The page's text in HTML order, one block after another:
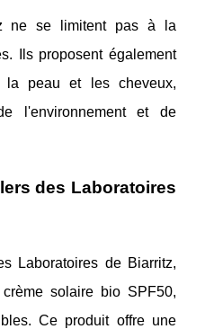
ne se limitent pas à la
Ils proposent également
la peau et les cheveux,
l'environnement et de
des Laboratoires
Laboratoires de Biarritz,
solaire bio SPF50,
Ce produit offre une